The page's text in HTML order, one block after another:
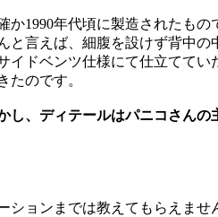
年代頃に製造されたも
言えば、細腹を設けず背中
ドベンツ仕様にて仕立てて
たのです。
、ディテールはパニコさん
ョンまでは教えてもらえませ